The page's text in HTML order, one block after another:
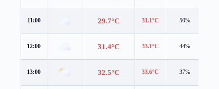
11:00 29.7°C 31.1°C 50%
12:00 31.4°C 33.1°C 44%
13:00 32.5°C 33.6°C 37%